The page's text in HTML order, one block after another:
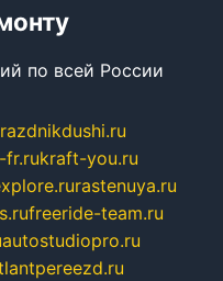
по всей России
fr.rukraft-you.ru
rastenuya.ru
freeride-team.ru
autostudiopro.ru